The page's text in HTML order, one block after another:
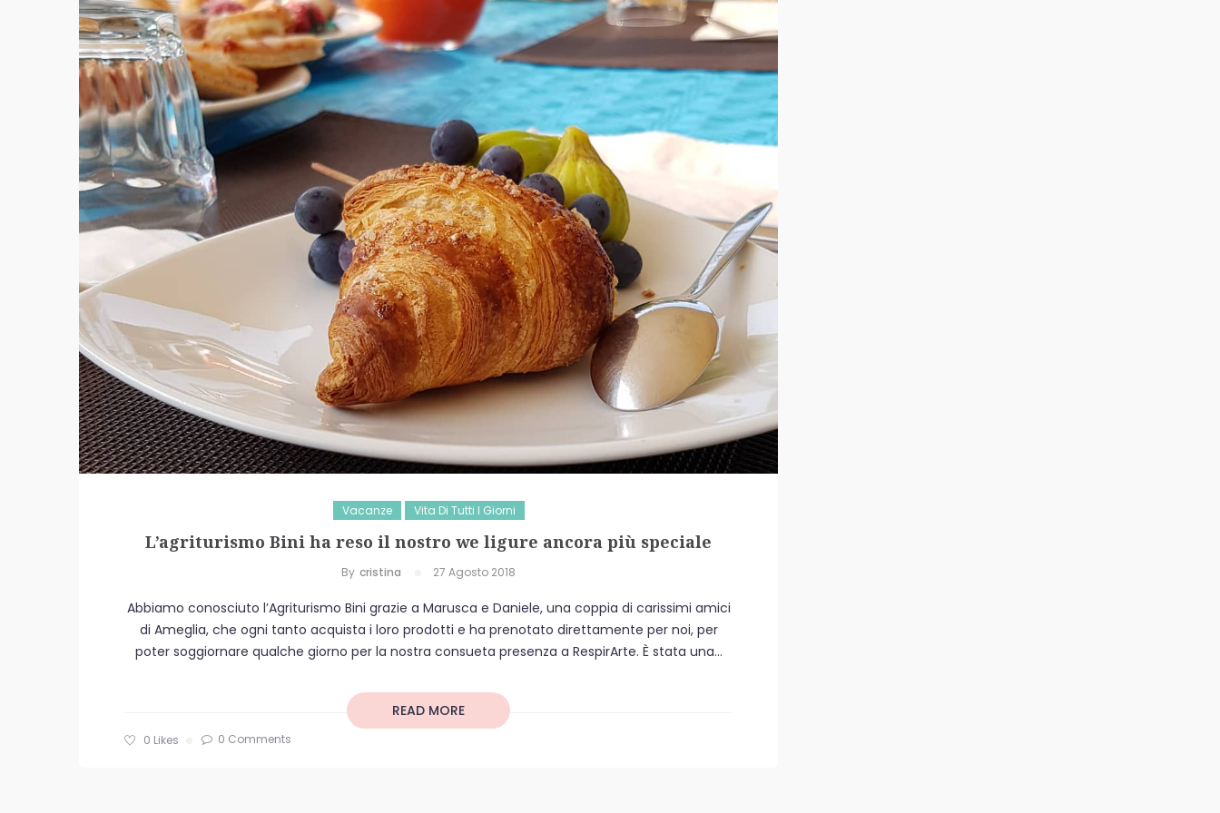
Vacanze Vita Di Tutti I Giorni
L’agriturismo Bini ha reso il nostro we ligure ancora più speciale
By Cristina 27 Agosto 2018
Abbiamo conosciuto l’Agriturismo Bini grazie a Marusca e Daniele, una coppia di carissimi amici
di Ameglia, che ogni tanto acquista i loro prodotti e ha prenotato direttamente per noi, per
poter soggiornare qualche giorno per la nostra consueta presenza a RespirArte. È stata una...
READ MORE
0 Likes 0 Comments